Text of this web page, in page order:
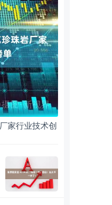
家行业技术创